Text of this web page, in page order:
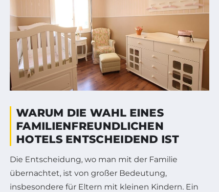
WARUM DIE WAHL EINES
FAMILIENFREUNDLICHEN
HOTELS ENTSCHEIDEND IST
Die Entscheidung, wo man mit der Familie
übernachtet, ist von großer Bedeutung,
insbesondere für Eltern mit kleinen Kindern. Ein